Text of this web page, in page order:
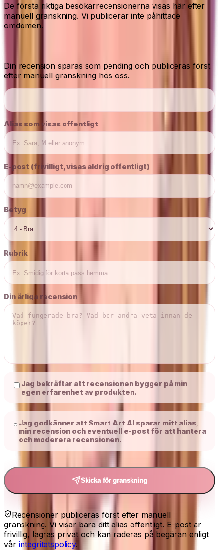
De första riktiga besökarrecensionerna visas här efter
manuell granskning. Vi publicerar inte påhittade
omdömen.
Din recension sparas som pending och publiceras först
efter manuell granskning hos oss.
Alias som visas offentligt
E-post (frivilligt, visas aldrig offentligt)
Betyg
Rubrik
Din ärliga recension
Jag bekräftar att recensionen bygger på min
egen erfarenhet av produkten.
Jag godkänner att Smart Art AI sparar mitt alias,
min recension och eventuell e-post för att hantera
och moderera recensionen.
Skicka för granskning
Recensioner publiceras först efter manuell
granskning. Vi visar bara ditt alias offentligt. E-post är
frivillig, lagras privat och kan raderas på begäran enligt
vår integritetspolicy.